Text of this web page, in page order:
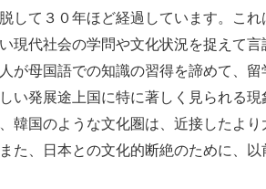
して３０年ほど経過しています。こ
現代社会の学問や文化状況を捉えて
が母国語での知識の習得を諦めて、
い発展途上国に特に著しく見られる
韓国のような文化圏は、近接したよ
た、日本との文化的断絶のために、以